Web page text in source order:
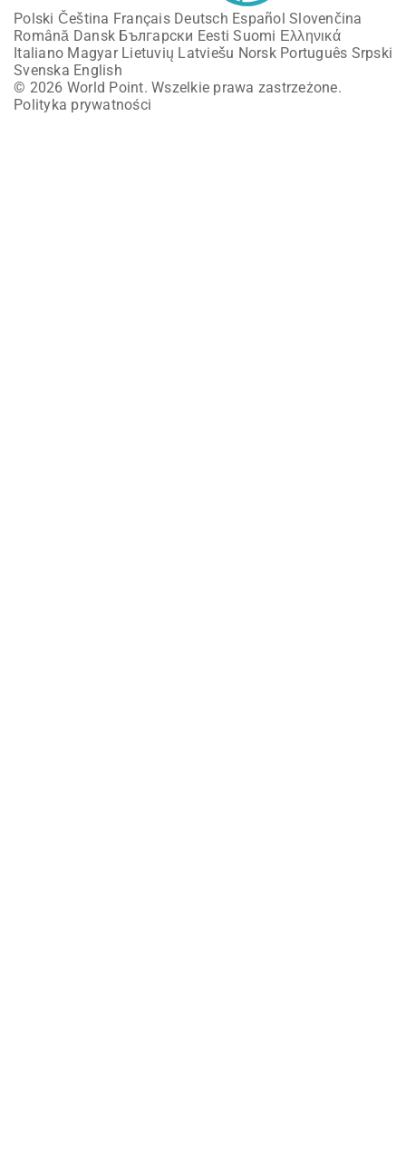
Polski Čeština Français Deutsch Español Slovenčina
Română Dansk Български Eesti Suomi Ελληνικά
Italiano Magyar Lietuvių Latviešu Norsk Português Srpski
Svenska English
© 2026 World Point. Wszelkie prawa zastrzeżone.
Polityka prywatności